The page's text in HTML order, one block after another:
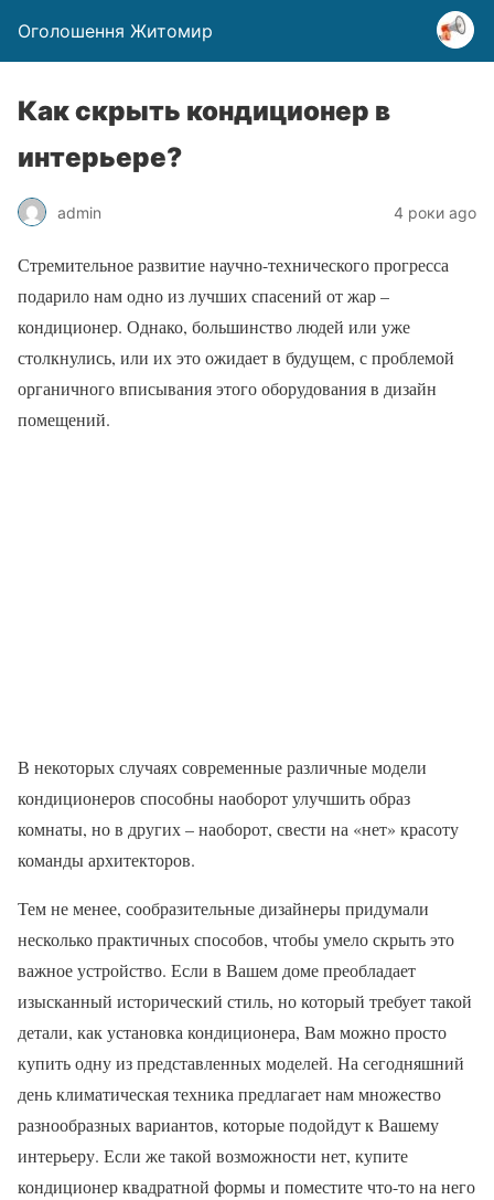
Оголошення Житомир
Как скрыть кондиционер в
интерьере?
admin 4 роки ago
Стремительное развитие научно-технического прогресса
подарило нам одно из лучших спасений от жар –
кондиционер. Однако, большинство людей или уже
столкнулись, или их это ожидает в будущем, с проблемой
органичного вписывания этого оборудования в дизайн
помещений.
В некоторых случаях современные различные модели
кондиционеров способны наоборот улучшить образ
комнаты, но в других – наоборот, свести на «нет» красоту
команды архитекторов.
Тем не менее, сообразительные дизайнеры придумали
несколько практичных способов, чтобы умело скрыть это
важное устройство. Если в Вашем доме преобладает
изысканный исторический стиль, но который требует такой
детали, как установка кондиционера, Вам можно просто
купить одну из представленных моделей. На сегодняшний
день климатическая техника предлагает нам множество
разнообразных вариантов, которые подойдут к Вашему
интерьеру. Если же такой возможности нет, купите
кондиционер квадратной формы и поместите что-то на него